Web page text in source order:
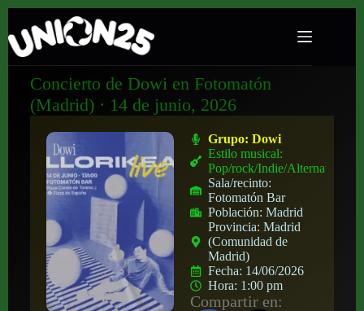
Concierto de Dowi en Fotomatón
(Madrid) · 14 de junio, 2026
Grupo:Dowi
Estilo musical:
Pop/rock/Indie/Alternativo
Sala/recinto:
Fotomatón Bar
Población:Madrid
Provincia:Madrid
(Comunidad de
Madrid)
Fecha: 14/06/2026
Hora: 1:00 pm
Compartir en: